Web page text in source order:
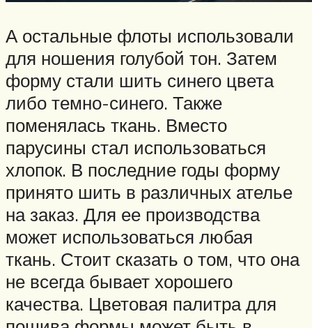
А остальные флоты использовали
для ношения голубой тон. Затем
форму стали шить синего цвета
либо темно-синего. Также
поменялась ткань. Вместо
парусины стал использоваться
хлопок. В последние годы форму
принято шить в различных ателье
на заказ. Для ее производства
может использоваться любая
ткань. Стоит сказать о том, что она
не всегда бывает хорошего
качества. Цветовая палитра для